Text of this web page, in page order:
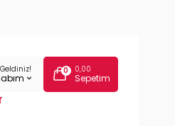
0 0,00
Sepetim